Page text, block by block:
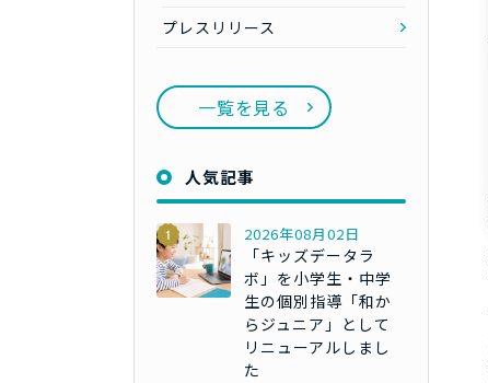
プレスリリース
一覧を見る
人気記事
2026年08月02日
「キッズデータラ
ボ」を小学生・中学
生の個別指導「和か
らジュニア」として
リニューアルしまし
た